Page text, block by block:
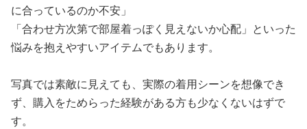
に合っているのか不安」
「合わせ方次第で部屋着っぽく見えないか心配」といった
悩みを抱えやすいアイテムでもあります。
写真では素敵に見えても、実際の着用シーンを想像でき
ず、購入をためらった経験がある方も少なくないはずで
す。